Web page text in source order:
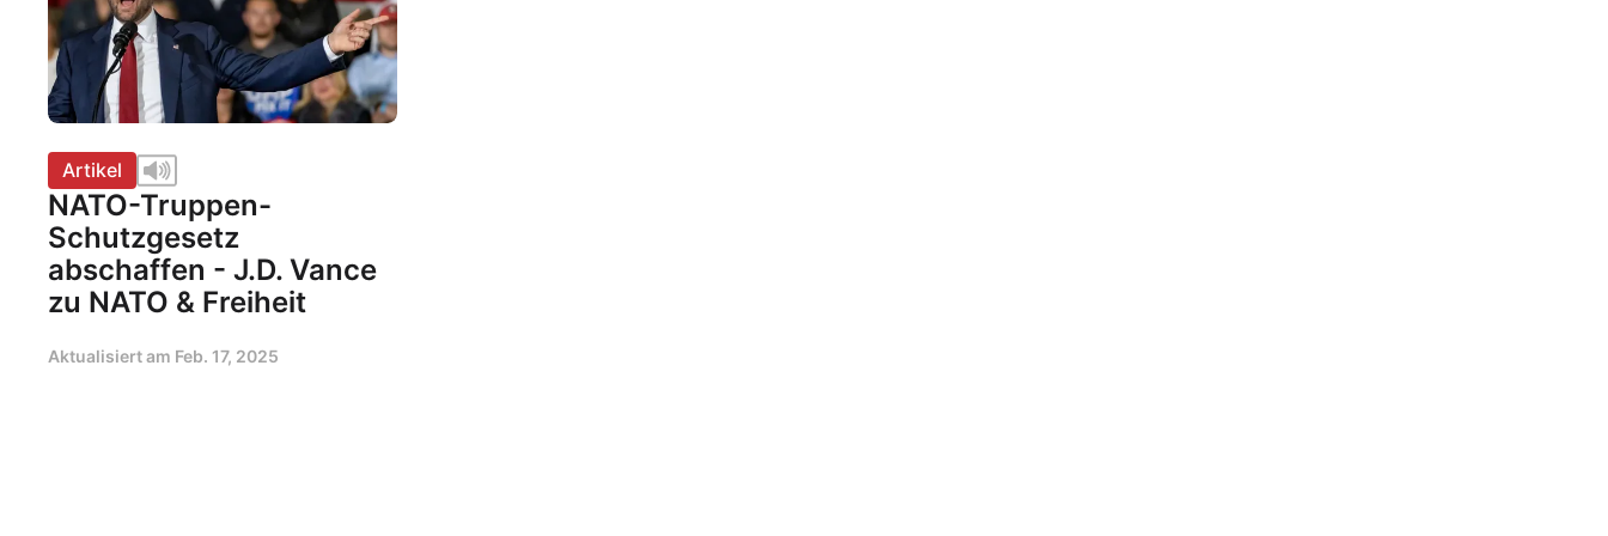
Artikel
NATO-Truppen-
Schutzgesetz
abschaffen - J.D. Vance
zu NATO & Freiheit
Aktualisiert am Feb. 17, 2025